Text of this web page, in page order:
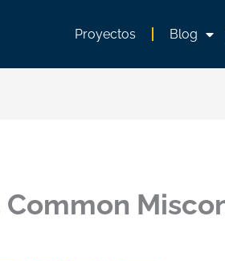
Proyectos Blog
Common